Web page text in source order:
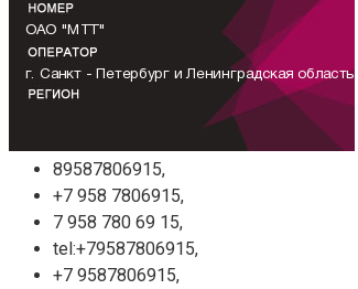
89587806915,
+7 958 7806915,
7 958 780 69 15,
tel:+79587806915,
+7 9587806915,